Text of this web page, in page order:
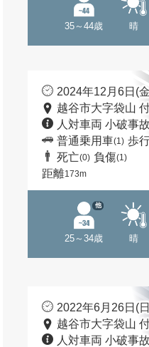
35～44歳 晴
2024年12月6日(
越谷市大字袋山
人対車両 小破事故
普通乗用車(1) 歩
死亡(0) 負傷(1)
距離173m
25～34歳
他
晴
2022年6月26日(
越谷市大字袋山
人対車両 小破事故